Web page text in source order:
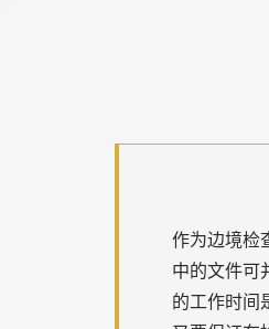
作为边境检
中的文件可
的工作时间